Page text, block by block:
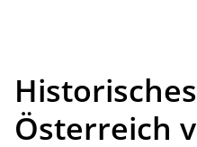
Österreich